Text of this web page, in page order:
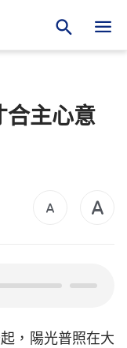
合主心意
00:00
，陽光普照在大